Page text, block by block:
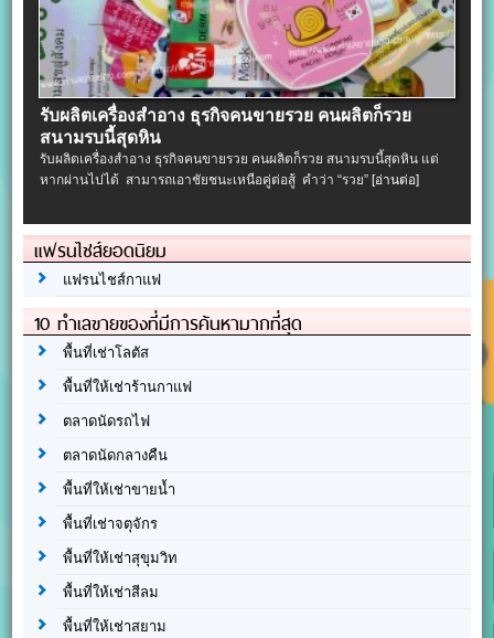
รับผลิตเครื่องสําอาง ธุรกิจคนขายรวย คนผลิตก็รวย
สนามรบนี้สุดหิน
รับผลิตเครื่องสําอาง ธุรกิจคนขายรวย คนผลิตก็รวย สนามรบนี้สุดหิน แต่
หากผ่านไปได้ สามารถเอาชัยชนะเหนือคู่ต่อสู้ คำว่า “รวย” [อ่านต่อ]
แฟรนไชส์ยอดนิยม
แฟรนไชส์กาแฟ
10 ทำเลขายของที่มีการค้นหามากที่สุด
พื้นที่เช่าโลตัส
พื้นที่ให้เช่าร้านกาแฟ
ตลาดนัดรถไฟ
ตลาดนัดกลางคืน
พื้นที่ให้เช่าขายน้ำ
พื้นที่เช่าจตุจักร
พื้นที่ให้เช่าสุขุมวิท
พื้นที่ให้เช่าสีลม
พื้นที่ให้เช่าสยาม